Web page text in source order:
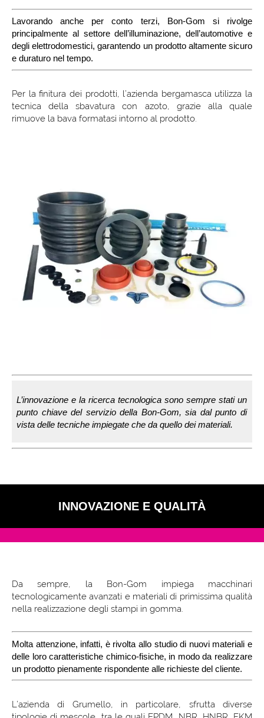
Lavorando anche per conto terzi, Bon-Gom si rivolge
principalmente al settore dell’illuminazione, dell’automotive e
degli elettrodomestici, garantendo un prodotto altamente sicuro
e duraturo nel tempo.
Per la finitura dei prodotti, l’azienda bergamasca utilizza la
tecnica della sbavatura con azoto, grazie alla quale
rimuove la bava formatasi intorno al prodotto.
L’innovazione e la ricerca tecnologica sono sempre stati un
punto chiave del servizio della Bon-Gom, sia dal punto di
vista delle tecniche impiegate che da quello dei materiali.
INNOVAZIONE E QUALITÀ
Da sempre, la Bon-Gom impiega macchinari
tecnologicamente avanzati e materiali di primissima qualità
nella realizzazione degli stampi in gomma.
Molta attenzione, infatti, è rivolta allo studio di nuovi materiali e
delle loro caratteristiche chimico-fisiche, in modo da realizzare
un prodotto pienamente rispondente alle richieste del cliente.
L’azienda di Grumello, in particolare, sfrutta diverse